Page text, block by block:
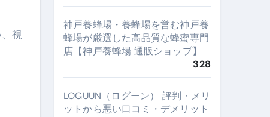
神戸養蜂場・養蜂場を営む神戸養
蜂場が厳選した高品質な蜂蜜専門
店【神戸養蜂場 通販ショップ】
328
LOGUUN（ログーン） 評判・メリ
ットから悪い口コミ・デメリット